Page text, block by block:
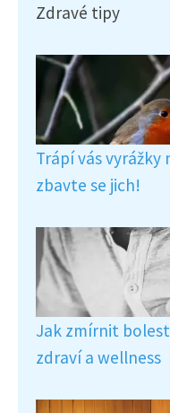
Zdravé tipy
Trápí vás
zbavte se jich!
Jak zmírnit
zdraví a wellness